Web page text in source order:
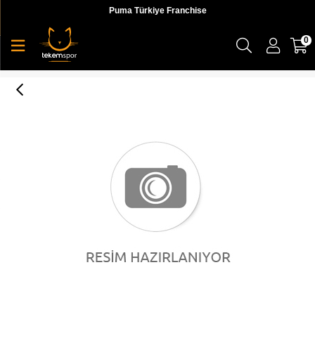
Puma Türkiye Franchise
0